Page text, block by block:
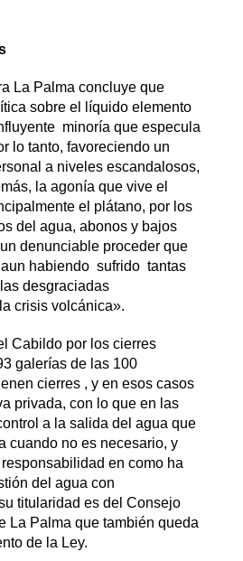
La Palma concluye que
sobre el líquido elemento
minoría que especula
lo tanto, favoreciendo un
a niveles escandalosos,
la agonía que vive el
el plátano, por los
del agua, abonos y bajos
denunciable proceder que
habiendo sufrido tantas
desgraciadas
crisis volcánica».
Cabildo por los cierres
galerías de las 100
cierres , y en esos casos
privada, con lo que en las
a la salida del agua que
cuando no es necesario, y
en como ha
del agua con
titularidad es del Consejo
La Palma que también queda
de la Ley.